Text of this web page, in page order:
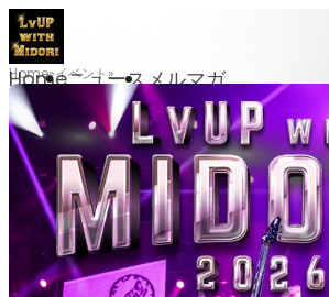
Homeニュースメルマガ
Home イベント